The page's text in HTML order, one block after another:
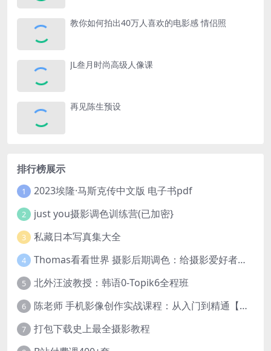
教你如何拍出40万人喜欢的电影感 情侣照
JL叁月时尚高级人像课
再见陈生预设
排行榜展示
1 2023埃隆·马斯克传中文版 电子书pdf
2 just you摄影调色训练营(已加密}
3 私藏日本写真集大全
4 Thomas看看世界 摄影后期调色：给摄影爱好者的色彩课 网盘下载
5 北外汪波教授：韩语0-Topik6全程班
6 陈老师 手机影像创作实战课程：从入门到精通【完结】
7 打包下载史上最全摄影教程